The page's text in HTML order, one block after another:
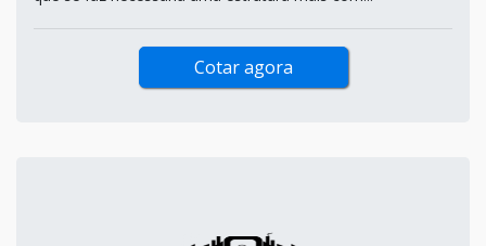
Cotar agora